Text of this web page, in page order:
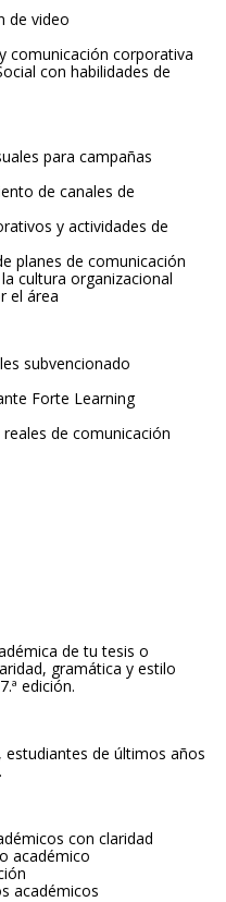
de video
comunicación corporativa
con habilidades de
para campañas
de canales de
y actividades de
planes de comunicación
cultura organizacional
el área
subvencionado
Forte Learning
de comunicación
de tu tesis o
gramática y estilo
edición.
estudiantes de últimos años
con claridad
académico
académicos